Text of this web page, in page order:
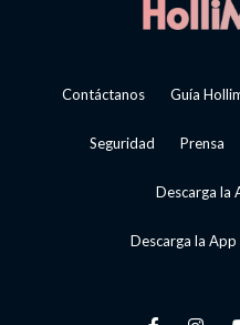
Contáctanos Guía
Seguridad Prensa
Descarga la
Descarga la